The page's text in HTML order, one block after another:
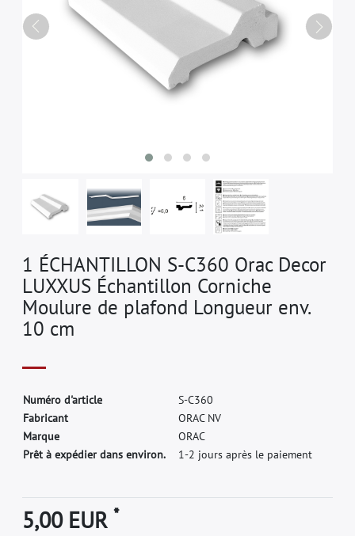
1 ÉCHANTILLON S-C360 Orac Decor
LUXXUS Échantillon Corniche
Moulure de plafond Longueur env.
10 cm
Numéro d'article S-C360
Fabricant ORAC NV
Marque ORAC
Prêt à expédier dans environ.
1-2 jours après le paiement
5,00 EUR*